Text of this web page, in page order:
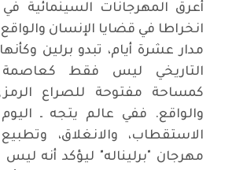
أعرق المهرجانات السينمائية في
انخراطا في قضايا الإنسان
مدار عشرة أيام، تبدو برلين
التاريخي ليس فقط كعاصمة
كمساحة مفتوحة للصراع
والواقع. ففي عالم يتجه ـ
الاستقطاب، والانغلاق،
مهرجان "برليناله" ليؤكد أنه ليس